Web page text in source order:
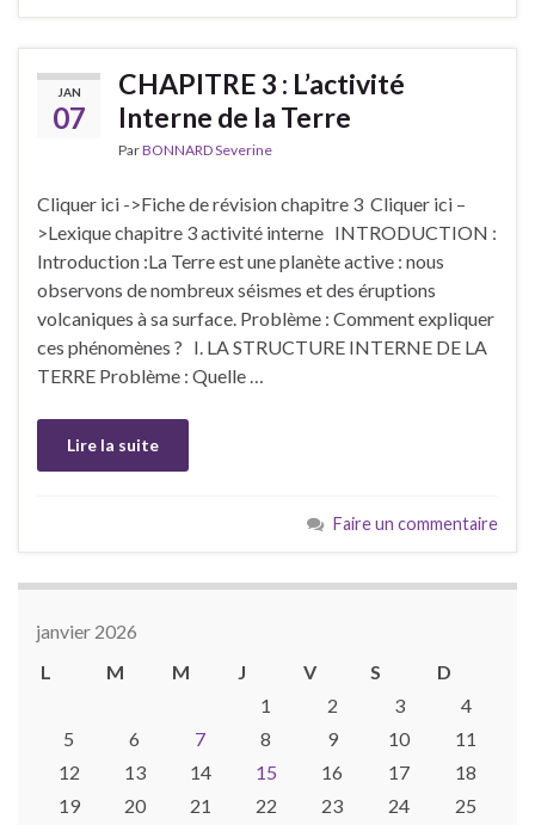
JAN
07
CHAPITRE 3 : L’activité
Interne de la Terre
ParBONNARD Severine
Cliquer ici ->Fiche de révision chapitre 3 Cliquer ici –
>Lexique chapitre 3 activité interne INTRODUCTION :
Introduction :La Terre est une planète active : nous
observons de nombreux séismes et des éruptions
volcaniques à sa surface. Problème : Comment expliquer
ces phénomènes ? I. LA STRUCTURE INTERNE DE LA
TERRE Problème : Quelle …
Lire la suite
Faire un commentaire
janvier 2026
L
M M J V S
D
1
2 3
4
5
6 7 8 9 10
11
12
13 14 15 16 17
18
19
20 21 22 23 24
25